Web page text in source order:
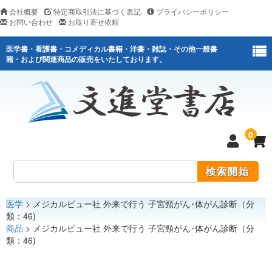
会社概要 特定商取引法に基づく表記
プライバシーポリシー
お問い合わせ
お取り寄せ依頼
医学書・看護書・コメディカル書籍・洋書・雑誌・その他一般書
籍・および関連商品の販売をいたしております。
0
医学
看護
医学 > メジカルビュー社 外来で行う 子宮頸がん･体がん診断（分
類：46)
商品 > メジカルビュー社 外来で行う 子宮頸がん･体がん診断（分
類：46)